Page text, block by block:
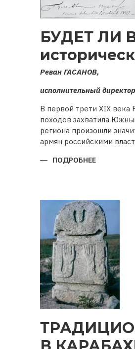
БУДЕТ ЛИ
Реван ГАСАНОВ,
исполнительный
В первой трети XIX века
походов захватила
региона произошли
армян российскими
ПОДРОБНЕЕ